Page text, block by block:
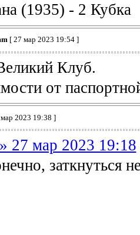
(1935) - 2 Кубка
[ 27 мар 2023 19:54 ]
Клуб.
от
2023 19:38 ]
27 мар 2023 19:18
заткнуться